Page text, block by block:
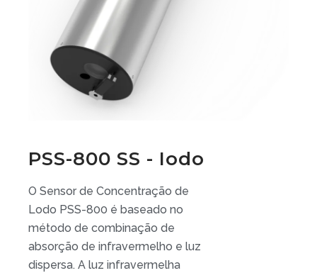
PSS-800 SS - Iodo
O Sensor de Concentração de
Lodo PSS-800 é baseado no
método de combinação de
absorção de infravermelho e luz
dispersa. A luz infravermelha